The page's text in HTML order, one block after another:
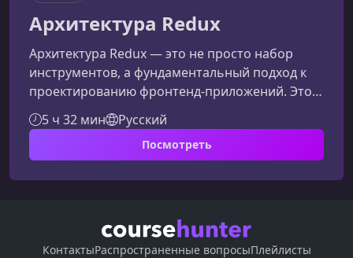
Архитектура Redux
Архитектура Redux — это не просто набор
инструментов, а фундаментальный подход к
проектированию фронтенд‑приложений. Этот
курс поможет вам разобраться, как работает
Redux «под капотом», и научит применять его
архитектурные принципы с максимальной
архитектуру ReduxRedux часто используется
слишком поздно, либо без понимания того,
для каких задач он создан. В результате раз
5 ч 32 мин Русский
Посмотреть
КонтактыРаспространенные вопросыПлейлисты